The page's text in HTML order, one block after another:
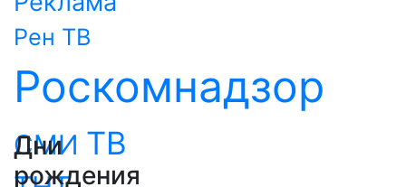
Рен ТВ
Роскомнадзор
СМИ ТВ
Дни
рождения